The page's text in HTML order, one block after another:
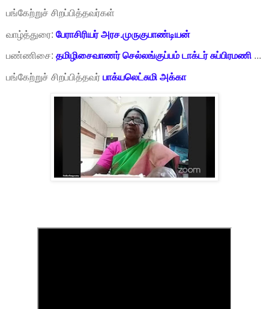
பங்கேற்றுச் சிறப்பித்தவர்கள்
வாழ்த்துரை: பேராசிரியர் அரச.முருகுபாண்டியன்
பண்ணிசை: தமிழிசைவாணர் செல்லங்குப்பம் டாக்டர் சுப்பிரமணி ...
பங்கேற்றுச் சிறப்பித்தவர் பாக்யலெட்சுமி அக்கா